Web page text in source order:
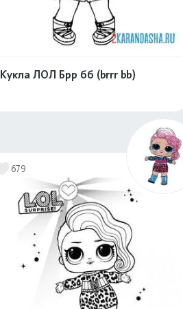
Кукла ЛОЛ Брр бб (brrr bb)
679